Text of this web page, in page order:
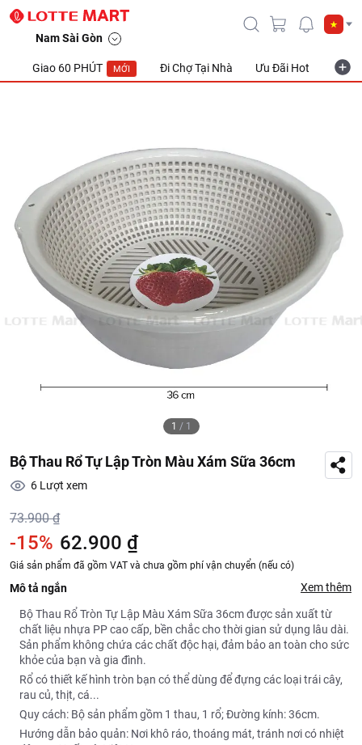
Nam Sài Gòn
Giao 60 PHÚT MỚI Đi Chợ Tại Nhà Ưu Đãi Hot
1 / 1
Bộ Thau Rổ Tự Lập Tròn Màu Xám Sữa 36cm
6 Lượt xem
73.900 ₫
-15% 62.900 ₫
Giá sản phẩm đã gồm VAT và chưa gồm phí vận chuyển (nếu có)
Mô tả ngắn Xem thêm
Bộ Thau Rổ Tròn Tự Lập Màu Xám Sữa 36cm được sản xuất từ
chất liệu nhựa PP cao cấp, bền chắc cho thời gian sử dụng lâu dài.
Sản phẩm không chứa các chất độc hại, đảm bảo an toàn cho sức
khỏe của bạn và gia đình.
Rổ có thiết kế hình tròn bạn có thể dùng để đựng các loại trái cây,
rau củ, thịt, cá...
Quy cách: Bộ sản phẩm gồm 1 thau, 1 rổ; Đường kính: 36cm.
Hướng dẫn bảo quản: Nơi khô ráo, thoáng mát, tránh nơi có nhiệt